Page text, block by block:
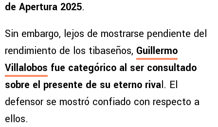
de Apertura 2025.
Sin embargo, lejos de mostrarse pendiente del
rendimiento de los tibaseños, Guillermo
Villalobos fue categórico al ser consultado
sobre el presente de su eterno rival. El
defensor se mostró confiado con respecto a
ellos.